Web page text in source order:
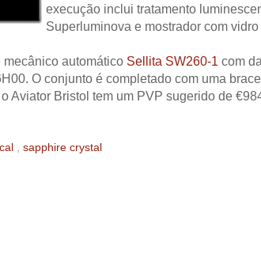
execução inclui tratamento
Superluminova e mostrador com
automático Sellita SW260-1 com
O conjunto é completado com uma
o Aviator Bristol tem um PVP sugerido de
sapphire crystal